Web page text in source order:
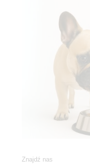
Znajdź nas